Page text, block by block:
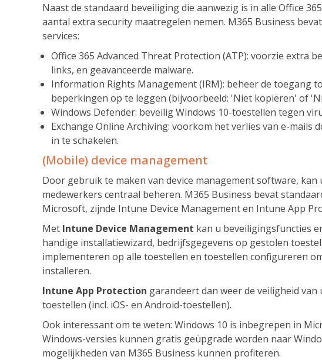
Naast de standaard beveiliging die aanwezig is in alle Office
aantal extra security maatregelen nemen. M365 Business
services:
Office 365 Advanced Threat Protection (ATP): voorzie extra
links, en geavanceerde malware.
Information Rights Management (IRM): beheer de toegang
beperkingen op te leggen (bijvoorbeeld: 'Niet kopiëren' of
Windows Defender: beveilig Windows 10-toestellen tegen
Exchange Online Archiving: voorkom het verlies van e-
in te schakelen.
(Mobile) device management
Door gebruik te maken van device management software,
medewerkers centraal beheren. M365 Business bevat
Microsoft, zijnde Intune Device Management en Intune App
Met Intune Device Management kan u beveiligingsfuncties
handige installatiewizard, bedrijfsgegevens op gestolen
implementeren op alle toestellen en toestellen configureren
installeren.
Intune App Protection garandeert dan weer de veiligheid
toestellen (incl. iOS- en Android-toestellen).
Ook interessant om te weten: Windows 10 is inbegrepen in
Windows-versies kunnen gratis geüpgrade worden naar
mogelijkheden van M365 Business kunnen profiteren.